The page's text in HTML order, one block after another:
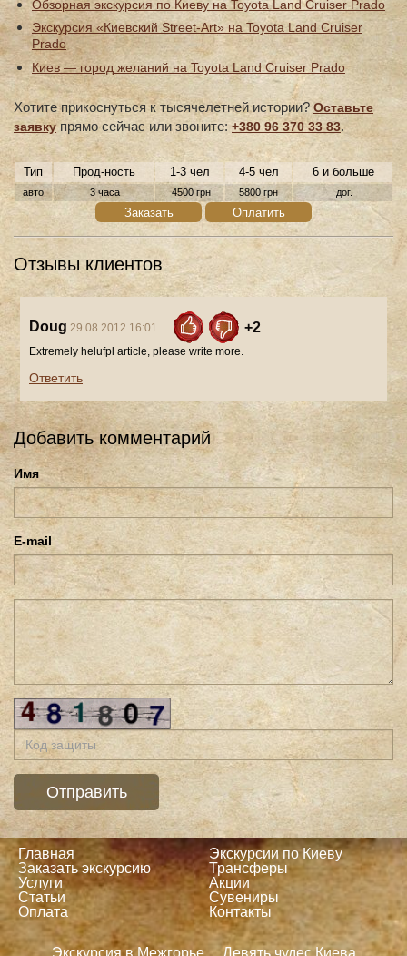
Обзорная экскурсия по Киеву на Toyota Land Cruiser Prado
Экскурсия «Киевский Street-Art» на Toyota Land Cruiser
Prado
Киев — город желаний на Toyota Land Cruiser Prado
Хотите прикоснуться к тысячелетней истории? Оставьте
заявкупрямо сейчас или звоните: +380 96 370 33 83.
Тип Прод-ность 1-3 чел 4-5 чел 6 и больше
авто 3 часа 4500 грн 5800 грн дог.
Заказать Оплатить
Отзывы клиентов
Doug 29.08.2012 16:01 +2
Extremely helufpl article, please write more.
Ответить
Добавить комментарий
Имя
E-mail
Главная
Экскурсии по Киеву
Заказать экскурсию
Трансферы
Услуги
Акции
Статьи
Сувениры
Оплата
Контакты
Экскурсия в Межгорье Девять чудес Киева